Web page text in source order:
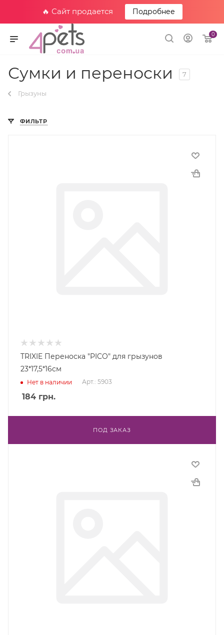
🔥 Сайт продается Подробнее
0
Сумки и переноски 7
Грызуны
ФИЛЬТР
TRIXIE Переноска "PICO" для грызунов
23*17,5*16см
Нет в наличии Арт.: 5903
184 грн.
ПОД ЗАКАЗ